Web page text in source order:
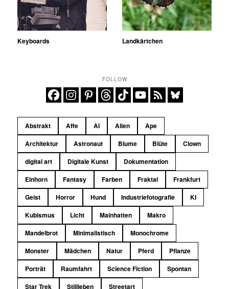
Keyboards Landkärtchen
FOLLOW
Abstrakt Affe AI Alien
Ape
Architektur
Astronaut Blume Blüte
Clown
digital art
Digitale Kunst
Dokumentation
Einhorn
Fantasy Farben Fraktal
Frankfurt
Geist
Horror Hund Industriefotografie
KI
Kubismus
Licht Mainhatten
Makro
Mandelbrot
Minimalistisch
Monochrome
Monster
Mädchen Natur Pferd
Pflanze
Porträt
Raumfahrt Science Fiction
Spontan
Star Trek
Stillleben Streetart